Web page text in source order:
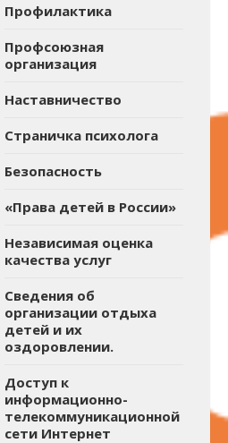
Профилактика
Профсоюзная
организация
Наставничество
Страничка психолога
Безопасность
«Права детей в России»
Независимая оценка
качества услуг
Сведения об
организации отдыха
детей и их
оздоровлении.
Доступ к
информационно-
телекоммуникационной
сети Интернет